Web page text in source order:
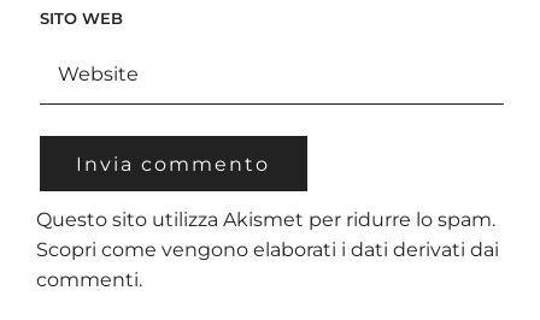
SITO WEB
Questo sito utilizza Akismet per ridurre lo spam.
Scopri come vengono elaborati i dati derivati dai
commenti.